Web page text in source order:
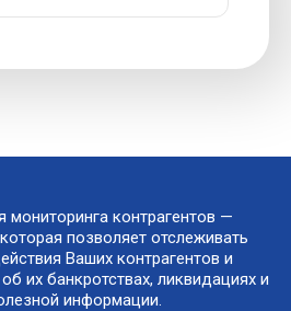
мониторинга контрагентов —
позволяет отслеживать
Ваших контрагентов и
их банкротствах, ликвидациях и
информации.